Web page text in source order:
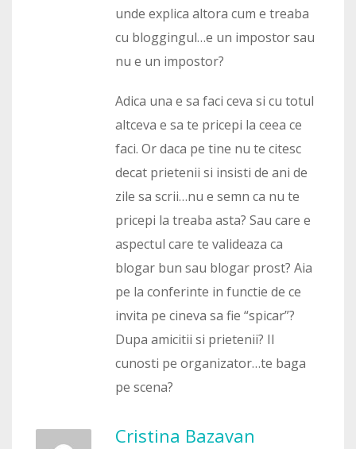
unde explica altora cum e treaba
cu bloggingul…e un impostor sau
nu e un impostor?
Adica una e sa faci ceva si cu totul
altceva e sa te pricepi la ceea ce
faci. Or daca pe tine nu te citesc
decat prietenii si insisti de ani de
zile sa scrii…nu e semn ca nu te
pricepi la treaba asta? Sau care e
aspectul care te valideaza ca
blogar bun sau blogar prost? Aia
pe la conferinte in functie de ce
invita pe cineva sa fie “spicar”?
Dupa amicitii si prietenii? Il
cunosti pe organizator…te baga
pe scena?
Cristina Bazavan